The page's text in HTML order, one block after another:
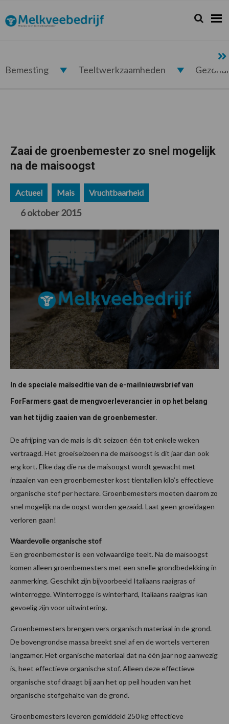
de
hoofdnavigatie
de
hoofd
de
eerste
de
voettekst
Melkveebedrijf.nl Zoeken...
Zoek
Bemesting Teeltwerkzaamheden
Zaai de groenbemester zo snel mogelijk
na de maisoogst
Actueel Mais Vruchtbaarheid
6 oktober 2015
In de speciale maïseditie van de e-mailnieuwsbrief van
ForFarmers gaat de mengvoerleverancier in op het belang
van het tijdig zaaien van de groenbemester.
De afrijping van de mais is dit seizoen één tot enkele weken
vertraagd. Het groeiseizoen na de maïsoogst is dit jaar dan ook
erg kort. Elke dag die na de maisoogst wordt gewacht met
inzaaien van een groenbemester kost tientallen kilo’s effectieve
organische stof per hectare. Groenbemesters moeten daarom zo
snel mogelijk na de oogst worden gezaaid. Laat geen groeidagen
verloren gaan!
Waardevolle organische stof
Een groenbemester is een volwaardige teelt. Na de maïsoogst
komen alleen groenbemesters met een snelle grondbedekking in
aanmerking. Geschikt zijn bijvoorbeeld Italiaans raaigras of
winterrogge. Winterrogge is winterhard, Italiaans raaigras kan
gevoelig zijn voor uitwintering.
Groenbemesters brengen vers organisch materiaal in de grond.
De bovengrondse massa breekt snel af en de wortels verteren
langzamer. Het organische materiaal dat na één jaar nog aanwezig
is, heet effectieve organische stof. Alleen deze effectieve
organische stof draagt bij aan het op peil houden van het
organische stofgehalte van de grond.
Groenbemesters leveren gemiddeld 250 kg effectieve